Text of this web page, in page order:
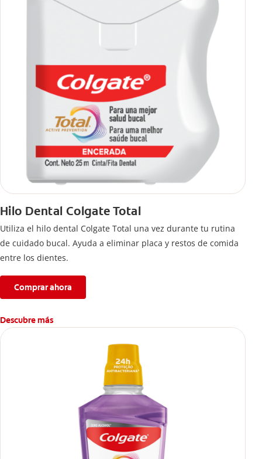
Hilo Dental Colgate Total
Utiliza el hilo dental Colgate Total una vez durante tu rutina
de cuidado bucal. Ayuda a eliminar placa y restos de comida
entre los dientes.
Comprar ahora
Descubre más